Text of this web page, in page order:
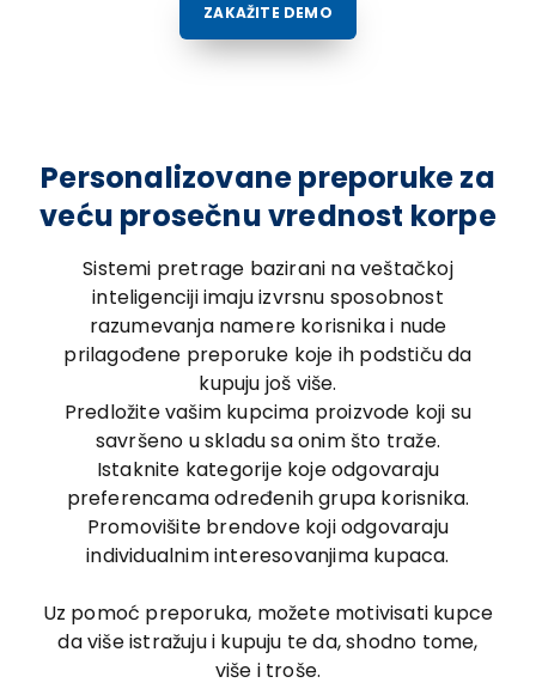
ZAKAŽITE DEMO
Personalizovane preporuke za
veću prosečnu vrednost korpe
Sistemi pretrage bazirani na veštačkoj
inteligenciji imaju izvrsnu sposobnost
razumevanja namere korisnika i nude
prilagođene preporuke koje ih podstiču da
kupuju još više.
Predložite vašim kupcima proizvode koji su
savršeno u skladu sa onim što traže.
Istaknite kategorije koje odgovaraju
preferencama određenih grupa korisnika.
Promovišite brendove koji odgovaraju
individualnim interesovanjima kupaca.
Uz pomoć preporuka, možete motivisati kupce
da više istražuju i kupuju te da, shodno tome,
više i troše.